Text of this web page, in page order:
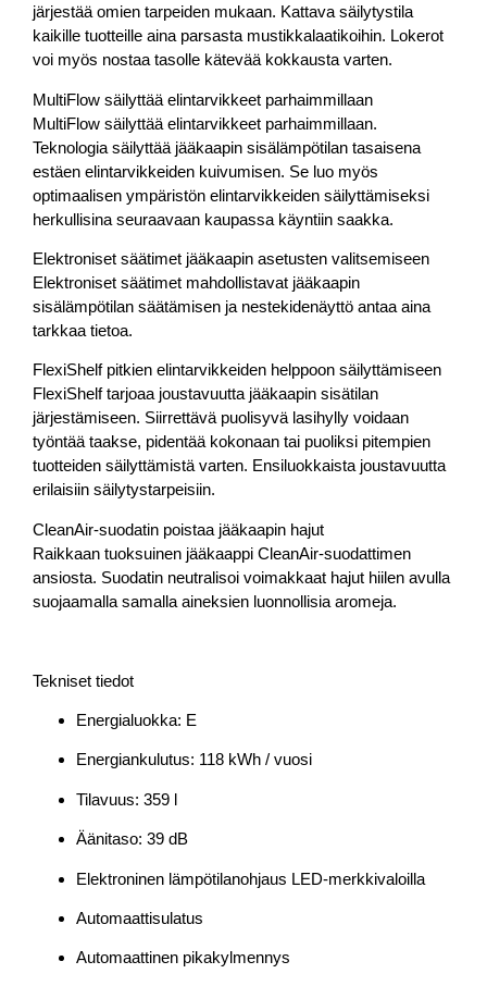
järjestää omien tarpeiden mukaan. Kattava säilytystila
kaikille tuotteille aina parsasta mustikkalaatikoihin. Lokerot
voi myös nostaa tasolle kätevää kokkausta varten.
MultiFlow säilyttää elintarvikkeet parhaimmillaan
MultiFlow säilyttää elintarvikkeet parhaimmillaan.
Teknologia säilyttää jääkaapin sisälämpötilan tasaisena
estäen elintarvikkeiden kuivumisen. Se luo myös
optimaalisen ympäristön elintarvikkeiden säilyttämiseksi
herkullisina seuraavaan kaupassa käyntiin saakka.
Elektroniset säätimet jääkaapin asetusten valitsemiseen
Elektroniset säätimet mahdollistavat jääkaapin
sisälämpötilan säätämisen ja nestekidenäyttö antaa aina
tarkkaa tietoa.
FlexiShelf pitkien elintarvikkeiden helppoon säilyttämiseen
FlexiShelf tarjoaa joustavuutta jääkaapin sisätilan
järjestämiseen. Siirrettävä puolisyvä lasihylly voidaan
työntää taakse, pidentää kokonaan tai puoliksi pitempien
tuotteiden säilyttämistä varten. Ensiluokkaista joustavuutta
erilaisiin säilytystarpeisiin.
CleanAir-suodatin poistaa jääkaapin hajut
Raikkaan tuoksuinen jääkaappi CleanAir-suodattimen
ansiosta. Suodatin neutralisoi voimakkaat hajut hiilen avulla
suojaamalla samalla aineksien luonnollisia aromeja.
Tekniset tiedot
Energialuokka: E
Energiankulutus: 118 kWh / vuosi
Tilavuus: 359 l
Äänitaso: 39 dB
Elektroninen lämpötilanohjaus LED-merkkivaloilla
Automaattisulatus
Automaattinen pikakylmennys